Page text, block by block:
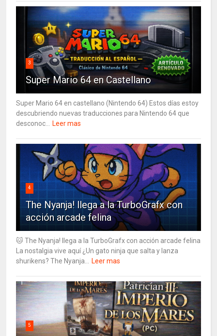
3
Super Mario 64 en Castellano
Super Mario 64 en castellano (Nintendo 64) Estos días estoy
descubriendo nuevas traducciones para Nintendo 64 que
desconoc... Leer mas
4
The Nyanja! llega a la TurboGrafx con
acción arcade felina
🐱 The Nyanja! llega a la TurboGrafx con acción arcade felina
La nostalgia vive aquí ¿Un gato ninja que salta y lanza
shurikens? The Nyanja... Leer mas
5